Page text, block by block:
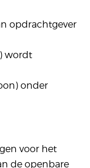
opdrachtgever
wordt
onder
voor het
de openbare